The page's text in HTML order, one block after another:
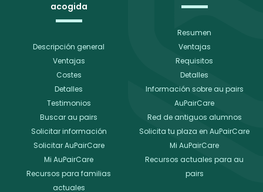
acogida
Descripción general
Ventajas
Costes
Detalles
Testimonios
Buscar au pairs
Solicitar información
Solicitar AuPairCare
Mi AuPairCare
Recursos para familias
actuales
Resumen
Ventajas
Requisitos
Detalles
Información sobre au pairs
AuPairCare
Red de antiguos alumnos
Solicita tu plaza en AuPairCare
Mi AuPairCare
Recursos actuales para au
pairs